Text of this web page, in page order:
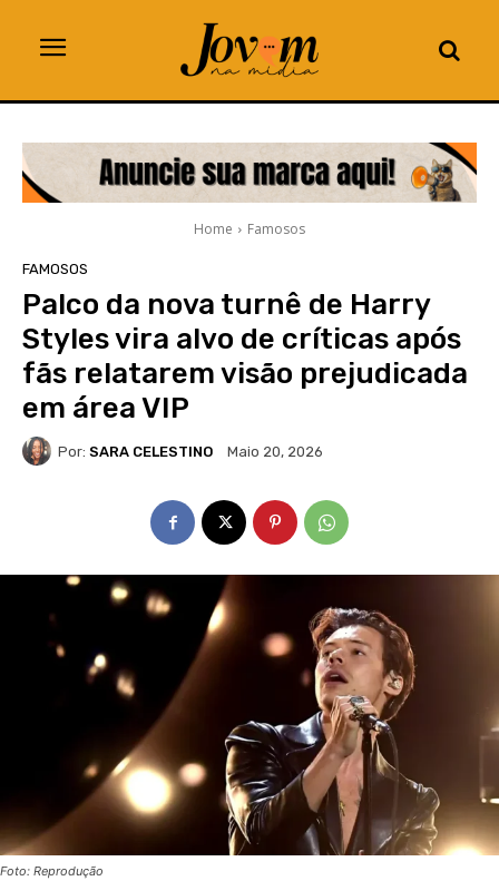
Home Famosos
FAMOSOS
Palco da nova turnê de Harry
Styles vira alvo de críticas após
fãs relatarem visão prejudicada
em área VIP
Por: SARA CELESTINO Maio 20, 2026
Foto: Reprodução